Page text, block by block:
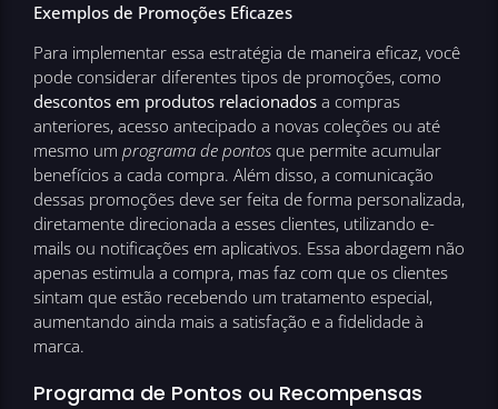
Exemplos de Promoções Eficazes
Para implementar essa estratégia de maneira eficaz, você
pode considerar diferentes tipos de promoções, como
descontos em produtos relacionados a compras
anteriores, acesso antecipado a novas coleções ou até
mesmo um programa de pontos que permite acumular
benefícios a cada compra. Além disso, a comunicação
dessas promoções deve ser feita de forma personalizada,
diretamente direcionada a esses clientes, utilizando e-
mails ou notificações em aplicativos. Essa abordagem não
apenas estimula a compra, mas faz com que os clientes
sintam que estão recebendo um tratamento especial,
aumentando ainda mais a satisfação e a fidelidade à
marca.
Programa de Pontos ou Recompensas